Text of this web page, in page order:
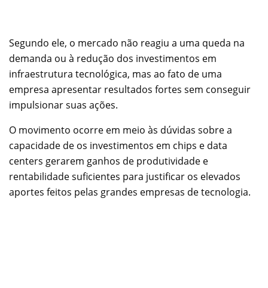
Segundo ele, o mercado não reagiu a uma queda na
demanda ou à redução dos investimentos em
infraestrutura tecnológica, mas ao fato de uma
empresa apresentar resultados fortes sem conseguir
impulsionar suas ações.
O movimento ocorre em meio às dúvidas sobre a
capacidade de os investimentos em chips e data
centers gerarem ganhos de produtividade e
rentabilidade suficientes para justificar os elevados
aportes feitos pelas grandes empresas de tecnologia.